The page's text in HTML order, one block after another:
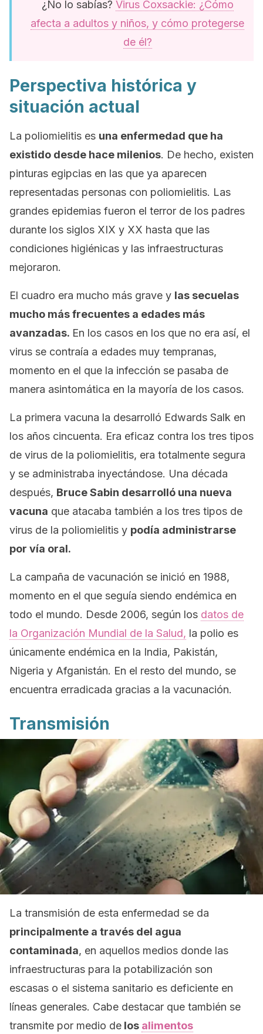
¿No lo sabías? Virus Coxsackie: ¿Cómo
afecta a adultos y niños, y cómo protegerse
de él?
Perspectiva histórica y
situación actual
La poliomielitis es una enfermedad que ha
existido desde hace milenios. De hecho, existen
pinturas egipcias en las que ya aparecen
representadas personas con poliomielitis. Las
grandes epidemias fueron el terror de los padres
durante los siglos XIX y XX hasta que las
condiciones higiénicas y las infraestructuras
mejoraron.
El cuadro era mucho más grave y las secuelas
mucho más frecuentes a edades más
avanzadas. En los casos en los que no era así, el
virus se contraía a edades muy tempranas,
momento en el que la infección se pasaba de
manera asintomática en la mayoría de los casos.
La primera vacuna la desarrolló Edwards Salk en
los años cincuenta. Era eficaz contra los tres tipos
de virus de la poliomielitis, era totalmente segura
y se administraba inyectándose. Una década
después, Bruce Sabin desarrolló una nueva
vacuna que atacaba también a los tres tipos de
virus de la poliomielitis y podía administrarse
por vía oral.
La campaña de vacunación se inició en 1988,
momento en el que seguía siendo endémica en
todo el mundo. Desde 2006, según los datos de
la Organización Mundial de la Salud, la polio es
únicamente endémica en la India, Pakistán,
Nigeria y Afganistán. En el resto del mundo, se
encuentra erradicada gracias a la vacunación.
Transmisión
La transmisión de esta enfermedad se da
principalmente a través del agua
contaminada, en aquellos medios donde las
infraestructuras para la potabilización son
escasas o el sistema sanitario es deficiente en
líneas generales. Cabe destacar que también se
transmite por medio de los alimentos